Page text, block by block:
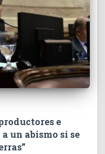
e
un abismo si se